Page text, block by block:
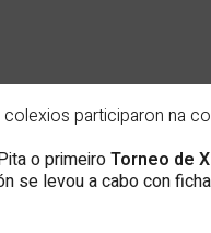
participaron na
o primeiroTorneo de
se levou a cabo con